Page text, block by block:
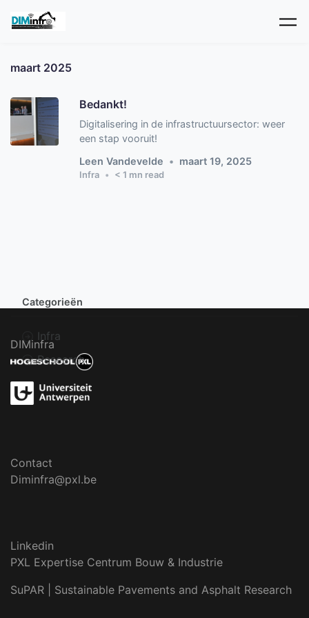
maart 2025
Bedankt!
Digitalisering in de infrastructuursector: weer
een stap vooruit!
Leen Vandevelde
maart 19, 2025
Infra < 1 mn read
Categorieën
Infra
Research
DIMinfra
Contact
Diminfra@pxl.be
Linkedin
PXL Expertise Centrum Bouw & Industrie
SuPAR | Sustainable Pavements and Asphalt Research